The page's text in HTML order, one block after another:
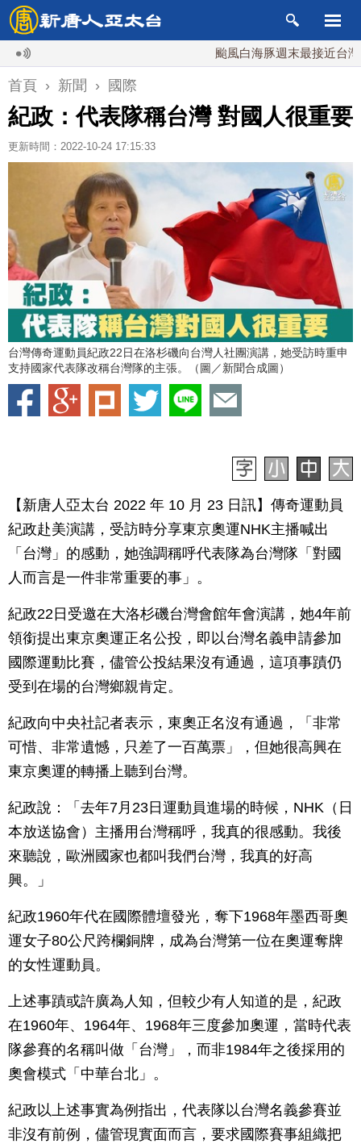
颱風白海豚週末最接近台灣 最快
首頁 › 新聞 › 國際
紀政：代表隊稱台灣 對國人很重要
更新時間：2022-10-24 17:15:33
台灣傳奇運動員紀政22日在洛杉磯向台灣人社團演講，她受訪時重申
支持國家代表隊改稱台灣隊的主張。（圖／新聞合成圖）
【新唐人亞太台 2022 年 10 月 23 日訊】傳奇運動員
紀政赴美演講，受訪時分享東京奧運NHK主播喊出
「台灣」的感動，她強調稱呼代表隊為台灣隊「對國
人而言是一件非常重要的事」。
紀政22日受邀在大洛杉磯台灣會館年會演講，她4年前
領銜提出東京奧運正名公投，即以台灣名義申請參加
國際運動比賽，儘管公投結果沒有通過，這項事蹟仍
受到在場的台灣鄉親肯定。
紀政向中央社記者表示，東奧正名沒有通過，「非常
可惜、非常遺憾，只差了一百萬票」，但她很高興在
東京奧運的轉播上聽到台灣。
紀政說：「去年7月23日運動員進場的時候，NHK（日
本放送協會）主播用台灣稱呼，我真的很感動。我後
來聽說，歐洲國家也都叫我們台灣，我真的好高
興。」
紀政1960年代在國際體壇發光，奪下1968年墨西哥奧
運女子80公尺跨欄銅牌，成為台灣第一位在奧運奪牌
的女性運動員。
上述事蹟或許廣為人知，但較少有人知道的是，紀政
在1960年、1964年、1968年三度參加奧運，當時代表
隊參賽的名稱叫做「台灣」，而非1984年之後採用的
奧會模式「中華台北」。
紀政以上述事實為例指出，代表隊以台灣名義參賽並
非沒有前例，儘管現實面而言，要求國際賽事組織把